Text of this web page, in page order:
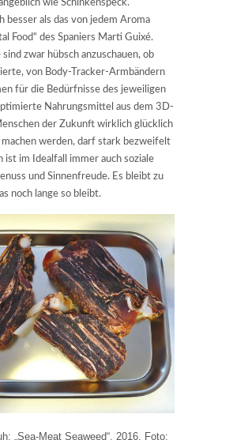
wie Schinkenspeck.
besser als das von jedem Aroma
Food“ des Spaniers Marti Guixé.
zwar hübsch anzuschauen, ob
von Body-Tracker-Armbändern
für die Bedürfnisse des jeweiligen
Nahrungsmittel aus dem 3D-
der Zukunft wirklich glücklich
werden, darf stark bezweifelt
ist im Idealfall immer auch soziale
und Sinnenfreude. Es bleibt zu
noch lange so bleibt.
„Sea-Meat Seaweed“, 2016, Foto: